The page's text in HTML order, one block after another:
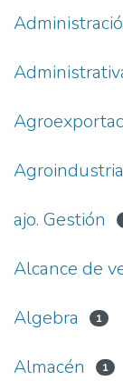
Agroindustria
ajo. Gestión
Alcance de
Algebra 1
Almacén 1